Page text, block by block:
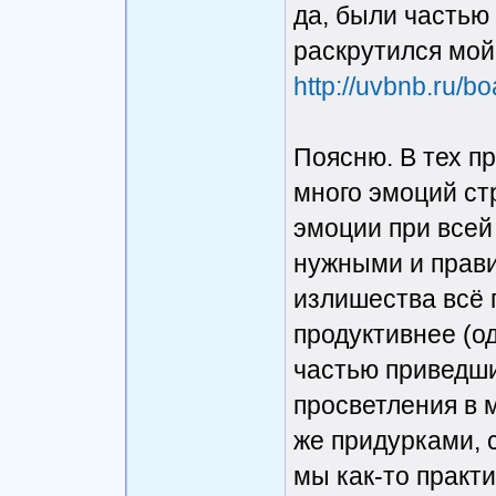
да, были
раскрутился
http://uvbnb.ru/
Поясню. В тех
много эмоций
эмоции при
нужными и
излишества всё
продуктивнее
частью
просветления в
же придурками,
мы как-то